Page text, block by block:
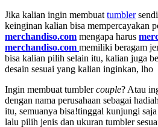
Jika kalian ingin membuat tumbler
keinginan kalian bisa mempercayakan
merchandiso.com mengapa harus
merchandiso.com memiliki beragam
bisa kalian pilih selain itu, kalian juga
desain sesuai yang kalian inginkan, lho
Ingin membuat tumblercouple? Atau
dengan nama perusahaan sebagai
itu, semuanya bisa!tinggal kunjungi
lalu pilih jenis dan ukuran tumbler